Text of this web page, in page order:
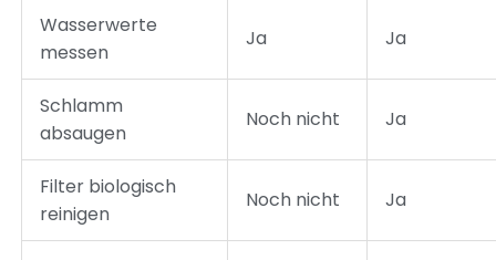
Wasserwerte
messen
Ja Ja
Schlamm
absaugen
Noch nicht Ja
Filter biologisch
reinigen
Noch nicht Ja